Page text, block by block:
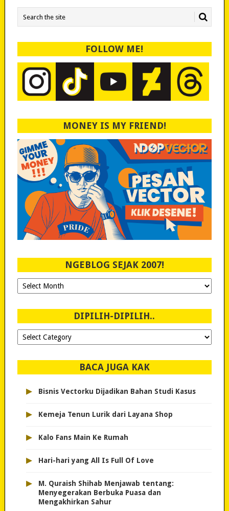
FOLLOW ME!
MONEY IS MY FRIEND!
NGEBLOG SEJAK 2007!
Ngeblog
Sejak
DIPILIH-DIPILIH..
Dipilih-
dipilih..
BACA JUGA KAK
▸ Bisnis Vectorku Dijadikan Bahan Studi Kasus
▸ Kemeja Tenun Lurik dari Layana Shop
▸ Kalo Fans Main Ke Rumah
▸ Hari-hari yang All Is Full Of Love
▸
M. Quraish Shihab Menjawab tentang:
Menyegerakan Berbuka Puasa dan
Mengakhirkan Sahur